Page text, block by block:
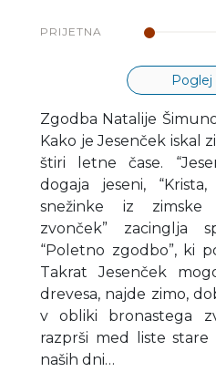
PRIJETNA
Poglej
Zgodba Natalije
Kako je Jesenček iskal
štiri letne čase.
dogaja jeseni,
snežinke iz zimske
zvonček” zacinglja
“Poletno zgodbo”, ki
Takrat Jesenček
drevesa, najde zimo,
v obliki bronastega
razprši med liste
naših dni…